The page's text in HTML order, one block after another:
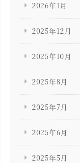
2026年1月
2025年12月
2025年10月
2025年8月
2025年7月
2025年6月
2025年5月